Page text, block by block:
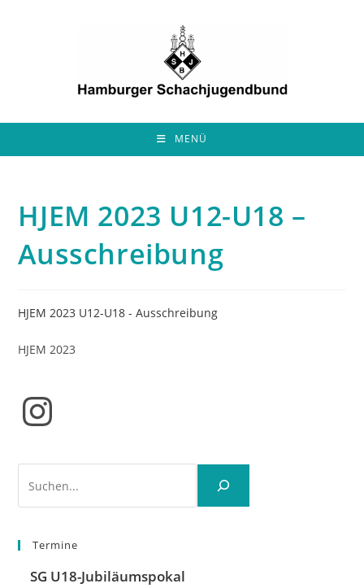
MENÜ
HJEM 2023 U12-U18 –
Ausschreibung
HJEM 2023 U12-U18 - Ausschreibung
HJEM 2023
Instagram
Termine
SG U18-Jubiläumspokal